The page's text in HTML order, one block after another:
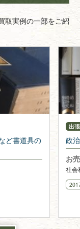
取実例の一部をご紹
ど書道具の
出
政
お
社会